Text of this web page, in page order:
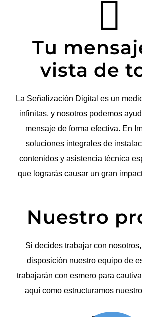
Tu
vista de
La Señalización Digital es un
infinitas, y nosotros podemos
mensaje de forma efectiva. En
soluciones integrales de
contenidos y asistencia técnica
que lograrás causar un gran
Nuestro
Si decides trabajar con
disposición nuestro equipo de
trabajarán con esmero para
aquí como estructuramos